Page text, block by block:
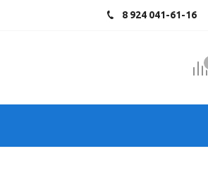
8 924 041-61-16